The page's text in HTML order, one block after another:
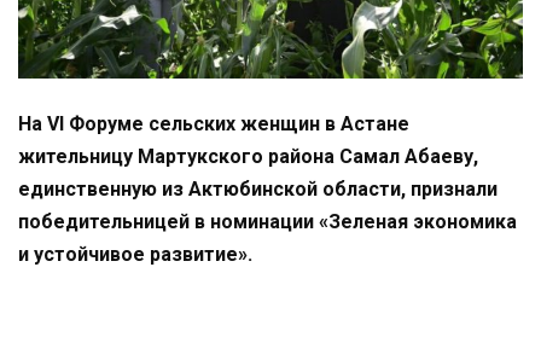
На VI Форуме сельских женщин в Астане
жительницу Мартукского района Самал Абаеву,
единственную из Актюбинской области, признали
победительницей в номинации «Зеленая экономика
и устойчивое развитие».